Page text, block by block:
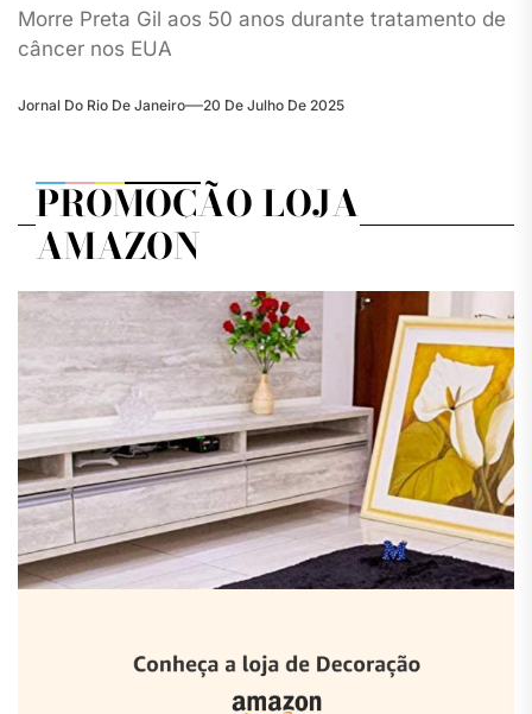
Morre Preta Gil aos 50 anos durante tratamento de
câncer nos EUA
Jornal Do Rio De Janeiro 20 De Julho De 2025
PROMOÇÃO LOJA
AMAZON